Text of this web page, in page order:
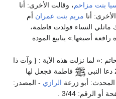
بنت مزاحم، وقالت الأخرى: أنا
أنا مريم بنت عمران أم
النساء فولدت فاطمة،
أصبعها.» ينابيع المودة
:« لما نزلت هذه الآية : { وآت ذا
فاطمة فجعل لها
الرازي
- المصدر: